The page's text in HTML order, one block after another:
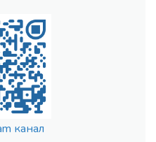
канал